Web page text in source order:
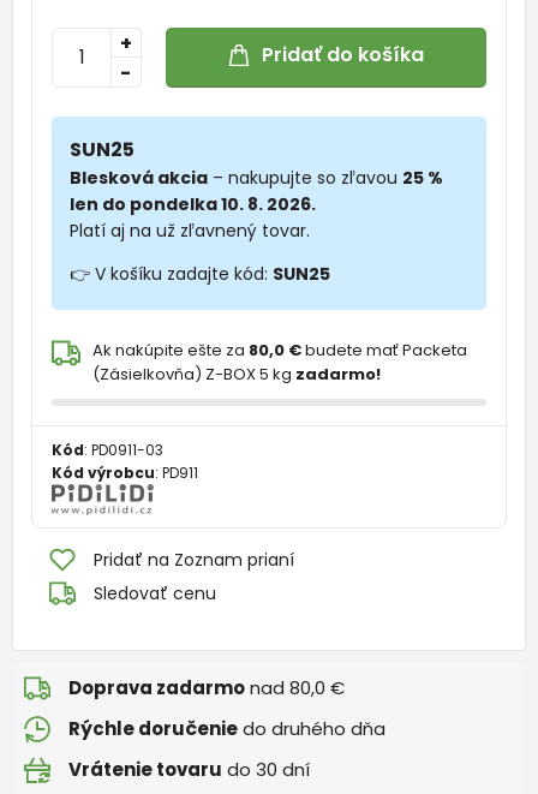
-
+ Pridať do košíka
SUN25
Blesková akcia – nakupujte so zľavou 25 %
len do pondelka 10. 8. 2026.
Platí aj na už zľavnený tovar.
👉 V košíku zadajte kód: SUN25
Ak nakúpite ešte za 80,0 €budete mať Packeta
(Zásielkovňa) Z-BOX 5 kg zadarmo!
Kód: PD0911-03
Kód výrobcu: PD911
Pridať na Zoznam prianí
Sledovať cenu
Doprava zadarmonad 80,0 €
Rýchle doručeniedo druhého dňa
Vrátenie tovaru do 30 dní